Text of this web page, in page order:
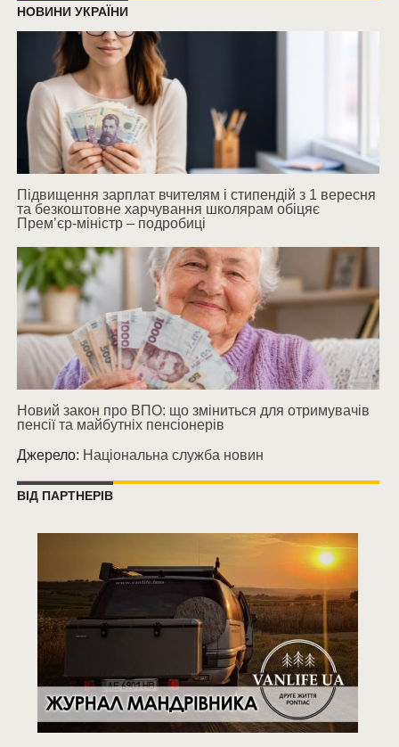
НОВИНИ УКРАЇНИ
Підвищення зарплат вчителям і стипендій з 1 вересня
та безкоштовне харчування школярам обіцяє
Прем’єр-міністр – подробиці
Новий закон про ВПО: що зміниться для отримувачів
пенсії та майбутніх пенсіонерів
Джерело: Національна служба новин
ВІД ПАРТНЕРІВ